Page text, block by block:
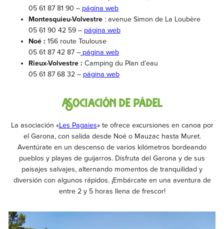
05 61 87 81 90 – página web
Montesquieu-Volvestre: avenue Simon de La Loubère
05 61 90 42 59 – página web
Noé : 156 route Toulouse
05 61 87 42 87 –página web
Rieux-Volvestre : Camping du Plan d’eau
05 61 87 68 32 – página web
ASOCIACIÓN DE PÁDEL
La asociación «Les Pagaies» te ofrece excursiones en canoa por
el Garona, con salida desde Noé o Mauzac hasta Muret.
Aventúrate en un descenso de varios kilómetros bordeando
pueblos y playas de guijarros. Disfruta del Garona y de sus
paisajes salvajes, alternando momentos de tranquilidad y
diversión con algunos rápidos. ¡Embárcate en una aventura de
entre 2 y 5 horas llena de frescor!